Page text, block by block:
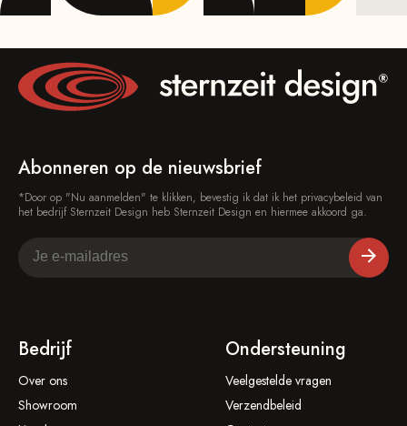
Abonneren op de nieuwsbrief
*Door op "Nu aanmelden" te klikken, bevestig ik dat ik het privacybeleid van
het bedrijf Sternzeit Design heb Sternzeit Design en hiermee akkoord ga.
Bedrijf
Over ons
Showroom
Ondersteuning
Veelgestelde vragen
Verzendbeleid